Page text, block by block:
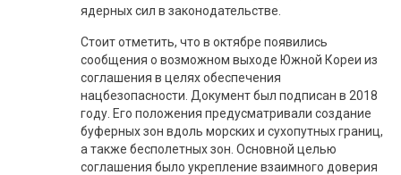
ядерных сил в законодательстве.
Стоит отметить, что в октябре появились
сообщения о возможном выходе Южной Кореи из
соглашения в целях обеспечения
нацбезопасности. Документ был подписан в 2018
году. Его положения предусматривали создание
буферных зон вдоль морских и сухопутных границ,
а также бесполетных зон. Основной целью
соглашения было укрепление взаимного доверия